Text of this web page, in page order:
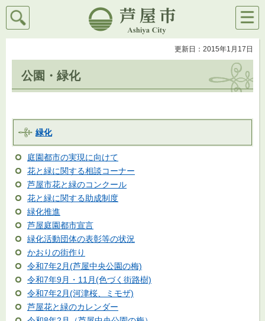
芦屋市
検索
メニ
ュー
更新日：2015年1月17日
公園・緑化
緑化
庭園都市の実現に向けて
花と緑に関する相談コーナー
芦屋市花と緑のコンクール
花と緑に関する助成制度
緑化推進
芦屋庭園都市宣言
緑化活動団体の表彰等の状況
かおりの街作り
令和7年2月(芦屋中央公園の梅)
令和7年9月・11月(色づく街路樹)
令和7年2月(河津桜、ミモザ)
芦屋花と緑のカレンダー